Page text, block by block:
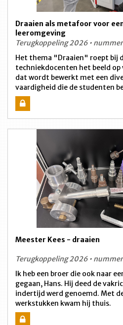
Draaien als metafoor voor
leeromgeving
Terugkoppeling 2026 • nummer
Het thema "Draaien" roept bij
techniekdocenten het beeld
dat wordt bewerkt met een
vaardigheid die de studenten
Meester Kees - draaien
Terugkoppeling 2026 • nummer
Ik heb een broer die ook naar
gegaan, Hans. Hij deed de
indertijd werd genoemd. Met
werkstukken kwam hij thuis.